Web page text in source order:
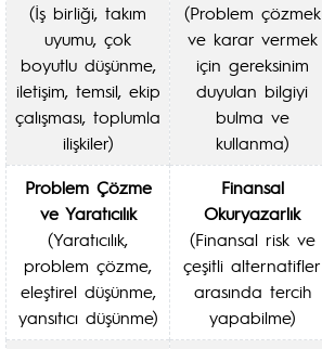
(İş birliği, takım
uyumu, çok
boyutlu düşünme,
iletişim, temsil, ekip
çalışması, toplumla
ilişkiler)
(Problem çözmek
ve karar vermek
için gereksinim
duyulan bilgiyi
bulma ve
kullanma)
Problem Çözme
ve Yaratıcılık
(Yaratıcılık,
problem çözme,
eleştirel düşünme,
yansıtıcı düşünme)
Finansal
Okuryazarlık
(Finansal risk ve
çeşitli alternatifler
arasında tercih
yapabilme)